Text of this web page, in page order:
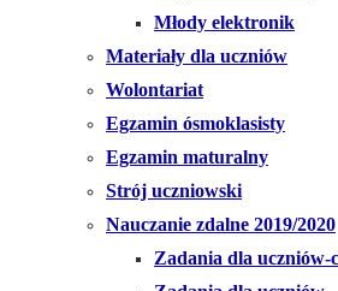
Młody elektronik
Materiały dla uczniów
Wolontariat
Egzamin ósmoklasisty
Egzamin maturalny
Strój uczniowski
Nauczanie zdalne 2019/2020
Zadania dla uczniów-